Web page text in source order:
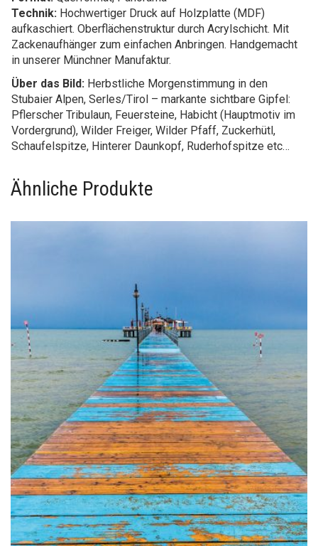
Technik: Hochwertiger Druck auf Holzplatte (MDF)
aufkaschiert. Oberflächenstruktur durch Acrylschicht. Mit
Zackenaufhänger zum einfachen Anbringen. Handgemacht
in unserer Münchner Manufaktur.
Über das Bild: Herbstliche Morgenstimmung in den
Stubaier Alpen, Serles/Tirol – markante sichtbare Gipfel:
Pflerscher Tribulaun, Feuersteine, Habicht (Hauptmotiv im
Vordergrund), Wilder Freiger, Wilder Pfaff, Zuckerhütl,
Schaufelspitze, Hinterer Daunkopf, Ruderhofspitze etc…
Ähnliche Produkte